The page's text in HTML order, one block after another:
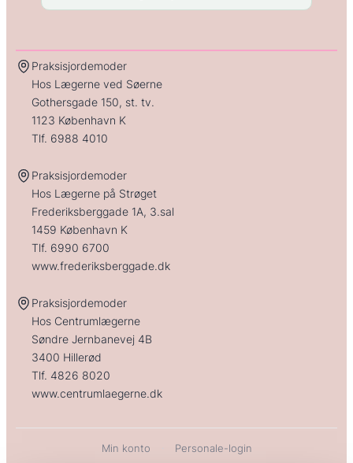
Praksisjordemoder
Hos Lægerne ved Søerne
Gothersgade 150, st. tv.
1123 København K
Tlf. 6988 4010
Praksisjordemoder
Hos Lægerne på Strøget
Frederiksberggade 1A, 3.sal
1459 København K
Tlf. 6990 6700
www.frederiksberggade.dk
Praksisjordemoder
Hos Centrumlægerne
Søndre Jernbanevej 4B
3400 Hillerød
Tlf. 4826 8020
www.centrumlaegerne.dk
Min konto Personale-login